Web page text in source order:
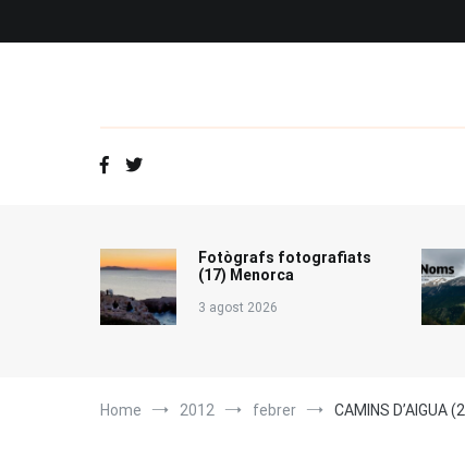
Fotògrafs fotografiats
(17) Menorca
3 agost 2026
Home 2012 febrer CAMINS D’AIGUA